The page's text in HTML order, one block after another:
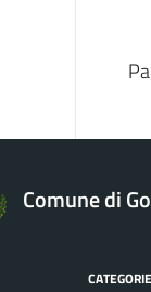
Comune di